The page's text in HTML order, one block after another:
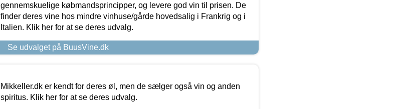
gennemskuelige købmandsprincipper, og levere god vin til prisen. De
finder deres vine hos mindre vinhuse/gårde hovedsalig i Frankrig og i
Italien. Klik her for at se deres udvalg.
Se udvalget på BuusVine.dk
Mikkeller.dk er kendt for deres øl, men de sælger også vin og anden
spiritus. Klik her for at se deres udvalg.